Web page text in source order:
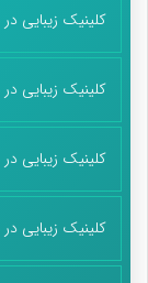
کلینیک زیبایی در
کلینیک زیبایی در
کلینیک زیبایی در
کلینیک زیبایی در